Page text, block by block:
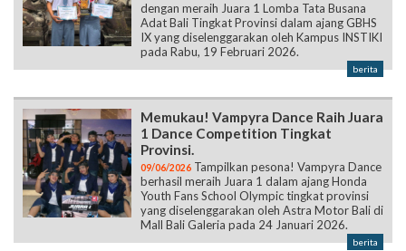
dengan meraih Juara 1 Lomba Tata Busana
Adat Bali Tingkat Provinsi dalam ajang GBHS
IX yang diselenggarakan oleh Kampus INSTIKI
pada Rabu, 19 Februari 2026.
berita
Memukau! Vampyra Dance Raih Juara
1 Dance Competition Tingkat
Provinsi.
09/06/2026 Tampilkan pesona! Vampyra Dance
berhasil meraih Juara 1 dalam ajang Honda
Youth Fans School Olympic tingkat provinsi
yang diselenggarakan oleh Astra Motor Bali di
Mall Bali Galeria pada 24 Januari 2026.
berita